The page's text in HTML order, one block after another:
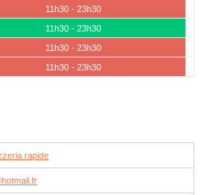
11h30 - 23h30
11h30 - 23h30
11h30 - 23h30
11h30 - 23h30
rapide